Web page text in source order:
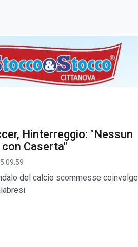
Hinterreggio: "Nessun
Caserta"
09:59
del calcio scommesse coinvolge